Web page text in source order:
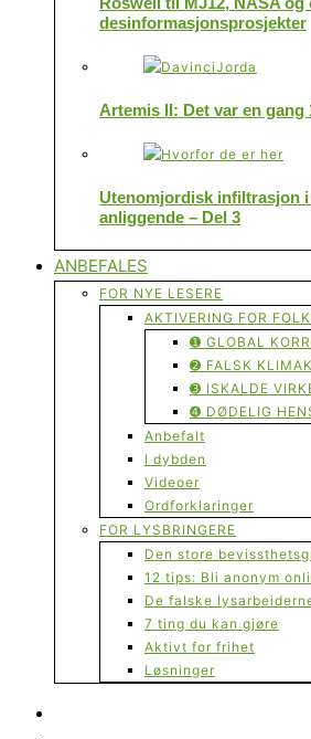
desinformasjonsprosjekter
Artemis II: Det var en gang
Utenomjordisk infiltrasjon
anliggende – Del 3
ANBEFALES
FOR NYE LESERE
AKTIVERING FOR
➊ GLOBAL
➋ FALSK
➌ ISKALDE
➍ DØDELIG
Anbefalt
I dybden
Videoer
Ordforklaringer
FOR LYSBRINGERE
Den store
12 tips: Bli anonym
De falske
7 ting du kan gjøre
Aktivt for frihet
Løsninger